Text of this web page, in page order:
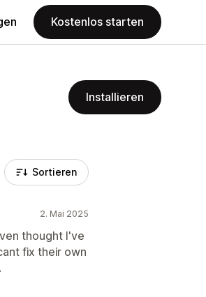
Kostenlos starten
Installieren
Sortieren
2. Mai 2025
thought I've
fix their own